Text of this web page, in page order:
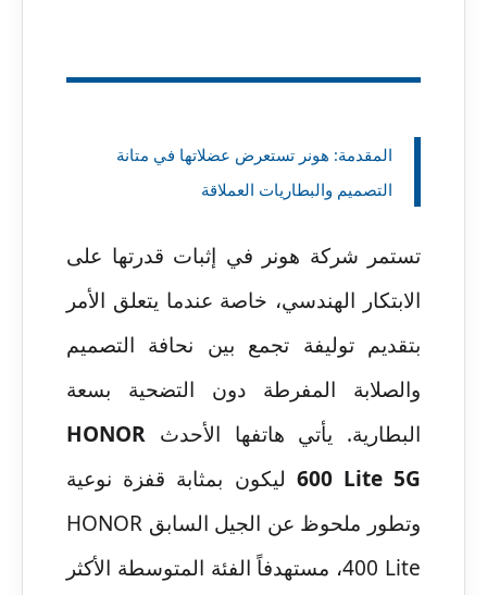
المقدمة: هونر تستعرض عضلاتها في متانة
التصميم والبطاريات العملاقة
تستمر شركة هونر في إثبات قدرتها على
الابتكار الهندسي، خاصة عندما يتعلق الأمر
بتقديم توليفة تجمع بين نحافة التصميم
والصلابة المفرطة دون التضحية بسعة
البطارية. يأتي هاتفها الأحدث HONOR
600 Lite 5G ليكون بمثابة قفزة نوعية
وتطور ملحوظ عن الجيل السابق HONOR
400 Lite، مستهدفاً الفئة المتوسطة الأكثر